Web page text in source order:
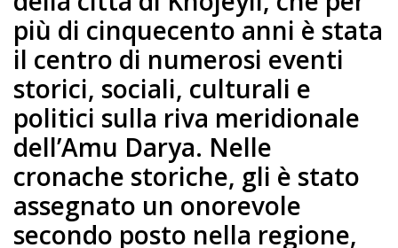
più di cinquecento anni è stata
il centro di numerosi eventi
storici, sociali, culturali e
politici sulla riva meridionale
dell’Amu Darya. Nelle
cronache storiche, gli è stato
assegnato un onorevole
secondo posto nella regione,